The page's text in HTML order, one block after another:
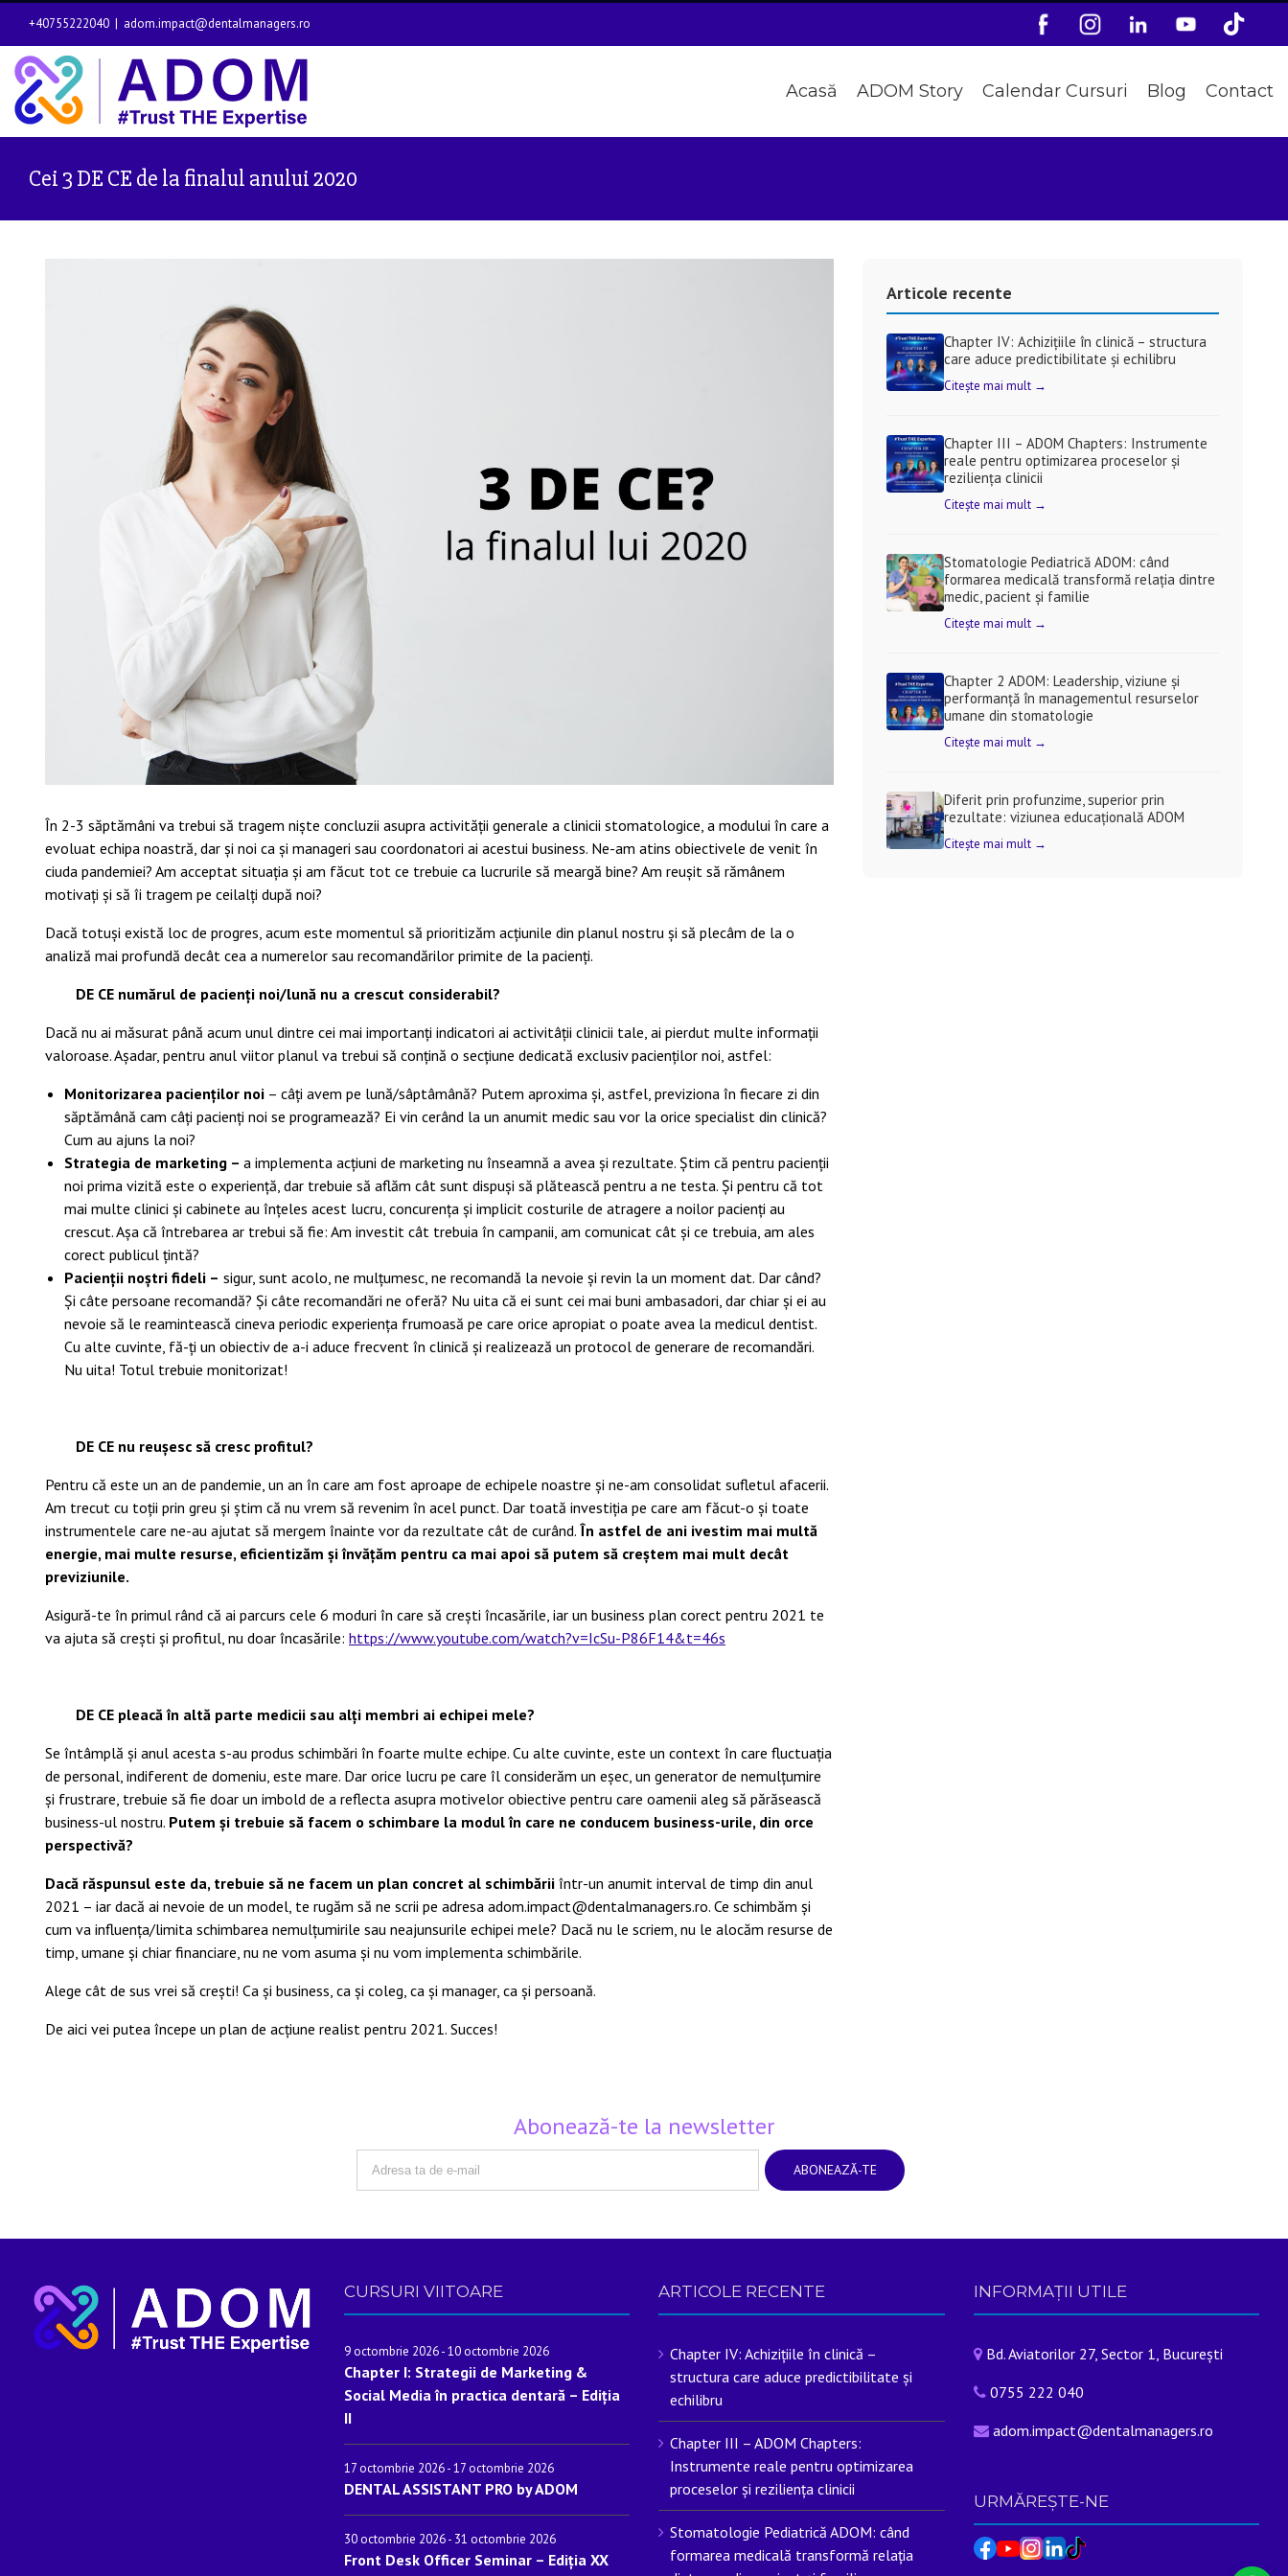
+40755222040 | adom.impact@dentalmanagers.ro
Acasă ADOM Story Calendar Cursuri Blog Contact
Cei 3 DE CE de la finalul anului 2020
În 2-3 săptămâni va trebui să tragem niște concluzii asupra activității generale a clinicii stomatologice, a modului în care a
evoluat echipa noastră, dar și noi ca și manageri sau coordonatori ai acestui business. Ne-am atins obiectivele de venit în
ciuda pandemiei? Am acceptat situația și am făcut tot ce trebuie ca lucrurile să meargă bine? Am reușit să rămânem
motivați și să îi tragem pe ceilalți după noi?
Dacă totuși există loc de progres, acum este momentul să prioritizăm acțiunile din planul nostru și să plecâm de la o
analiză mai profundă decât cea a numerelor sau recomandărilor primite de la pacienți.
DE CE numărul de pacienți noi/lună nu a crescut considerabil?
Dacă nu ai măsurat până acum unul dintre cei mai importanți indicatori ai activitâții clinicii tale, ai pierdut multe informații
valoroase. Așadar, pentru anul viitor planul va trebui să conțină o secțiune dedicată exclusiv pacienților noi, astfel:
Monitorizarea pacienților noi – câți avem pe lună/sâptâmână? Putem aproxima și, astfel, previziona în fiecare zi din
săptămână cam câți pacienți noi se programează? Ei vin cerând la un anumit medic sau vor la orice specialist din clinică?
Cum au ajuns la noi?
Strategia de marketing – a implementa acțiuni de marketing nu înseamnă a avea și rezultate. Știm că pentru pacienții
noi prima vizită este o experiență, dar trebuie să aflăm cât sunt dispuși să plătească pentru a ne testa. Și pentru că tot
mai multe clinici și cabinete au înțeles acest lucru, concurența și implicit costurile de atragere a noilor pacienți au
crescut. Așa că întrebarea ar trebui să fie: Am investit cât trebuia în campanii, am comunicat cât și ce trebuia, am ales
corect publicul țintă?
Pacienții noștri fideli – sigur, sunt acolo, ne mulțumesc, ne recomandă la nevoie și revin la un moment dat. Dar când?
Și câte persoane recomandă? Și câte recomandări ne oferă? Nu uita că ei sunt cei mai buni ambasadori, dar chiar și ei au
nevoie să le reamintească cineva periodic experiența frumoasă pe care orice apropiat o poate avea la medicul dentist.
Cu alte cuvinte, fă-ți un obiectiv de a-i aduce frecvent în clinică și realizează un protocol de generare de recomandări.
Nu uita! Totul trebuie monitorizat!
DE CE nu reușesc să cresc profitul?
Pentru că este un an de pandemie, un an în care am fost aproape de echipele noastre și ne-am consolidat sufletul afacerii.
Am trecut cu toții prin greu și știm că nu vrem să revenim în acel punct. Dar toată investiția pe care am făcut-o și toate
instrumentele care ne-au ajutat să mergem înainte vor da rezultate cât de curând. În astfel de ani ivestim mai multă
energie, mai multe resurse, eficientizăm și învățăm pentru ca mai apoi să putem să creștem mai mult decât
previziunile.
Asigură-te în primul rând că ai parcurs cele 6 moduri în care să crești încasările, iar un business plan corect pentru 2021 te
va ajuta să crești și profitul, nu doar încasările: https://www.youtube.com/watch?v=IcSu-P86F14&t=46s
DE CE pleacă în altă parte medicii sau alți membri ai echipei mele?
Se întâmplă și anul acesta s-au produs schimbări în foarte multe echipe. Cu alte cuvinte, este un context în care fluctuația
de personal, indiferent de domeniu, este mare. Dar orice lucru pe care îl considerăm un eșec, un generator de nemulțumire
și frustrare, trebuie să fie doar un imbold de a reflecta asupra motivelor obiective pentru care oamenii aleg să părăsească
business-ul nostru. Putem și trebuie să facem o schimbare la modul în care ne conducem business-urile, din orce
perspectivă?
Dacă răspunsul este da, trebuie să ne facem un plan concret al schimbării într-un anumit interval de timp din anul
2021 – iar dacă ai nevoie de un model, te rugăm să ne scrii pe adresa adom.impact@dentalmanagers.ro. Ce schimbăm și
cum va influența/limita schimbarea nemulțumirile sau neajunsurile echipei mele? Dacă nu le scriem, nu le alocăm resurse de
timp, umane și chiar financiare, nu ne vom asuma și nu vom implementa schimbările.
Alege cât de sus vrei să crești! Ca și business, ca și coleg, ca și manager, ca și persoană.
De aici vei putea începe un plan de acțiune realist pentru 2021. Succes!
Articole recente
Chapter IV: Achizițiile în clinică – structura
care aduce predictibilitate și echilibru
Citește mai mult →
Chapter III – ADOM Chapters: Instrumente
reale pentru optimizarea proceselor și
reziliența clinicii
Citește mai mult →
Stomatologie Pediatrică ADOM: când
formarea medicală transformă relația dintre
medic, pacient și familie
Citește mai mult →
Chapter 2 ADOM: Leadership, viziune și
performanță în managementul resurselor
umane din stomatologie
Citește mai mult →
Diferit prin profunzime, superior prin
rezultate: viziunea educațională ADOM
Citește mai mult →
Abonează-te la newsletter
CURSURI VIITOARE
9 octombrie 2026-10 octombrie 2026
Chapter I: Strategii de Marketing &
Social Media în practica dentară – Ediția
II
17 octombrie 2026-17 octombrie 2026
DENTAL ASSISTANT PRO by ADOM
30 octombrie 2026- 31 octombrie 2026
Front Desk Officer Seminar – Ediția XX
ARTICOLE RECENTE
Chapter IV: Achizițiile în clinică –
structura care aduce predictibilitate și
echilibru
Chapter III – ADOM Chapters:
Instrumente reale pentru optimizarea
proceselor și reziliența clinicii
Stomatologie Pediatrică ADOM: când
formarea medicală transformă relația
INFORMAȚII UTILE
Bd. Aviatorilor 27, Sector 1, București
0755 222 040
adom.impact@dentalmanagers.ro
URMĂREȘTE-NE